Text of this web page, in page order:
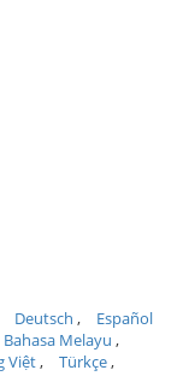
Deutsch
Español
Bahasa Melayu
Việt
Türkçe